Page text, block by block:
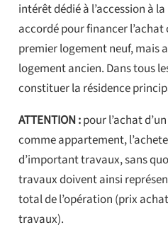
intérêt dédié à l’accession à
accordé pour financer
premier logement neuf, mais
logement ancien. Dans tous
constituer la résidence
ATTENTION :pour l’achat
comme appartement,
d’important travaux, sans
travaux doivent ainsi
total de l’opération (prix
travaux).